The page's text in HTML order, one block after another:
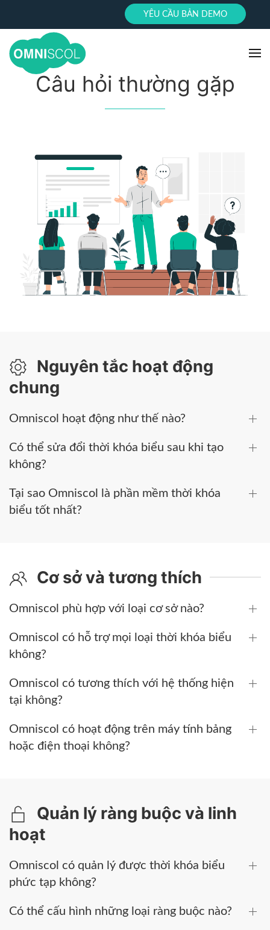
YÊU CẦU BẢN DEMO
Câu hỏi thường gặp
Nguyên tắc hoạt động
chung
Omniscol hoạt động như thế nào?
Có thể sửa đổi thời khóa biểu sau khi tạo
không?
Tại sao Omniscol là phần mềm thời khóa
biểu tốt nhất?
Cơ sở và tương thích
Omniscol phù hợp với loại cơ sở nào?
Omniscol có hỗ trợ mọi loại thời khóa biểu
không?
Omniscol có tương thích với hệ thống hiện
tại không?
Omniscol có hoạt động trên máy tính bảng
hoặc điện thoại không?
Quản lý ràng buộc và linh
hoạt
Omniscol có quản lý được thời khóa biểu
phức tạp không?
Có thể cấu hình những loại ràng buộc nào?